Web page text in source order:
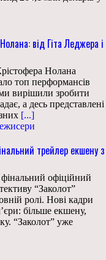
від Гіта Леджера і
Нолана
топ перформансів
вирішили зробити
а десь представлені
[...]
трейлер екшену з
офіційний
“Заколот”
ролі. Нові кадри
більше екшену,
“Заколот” уже